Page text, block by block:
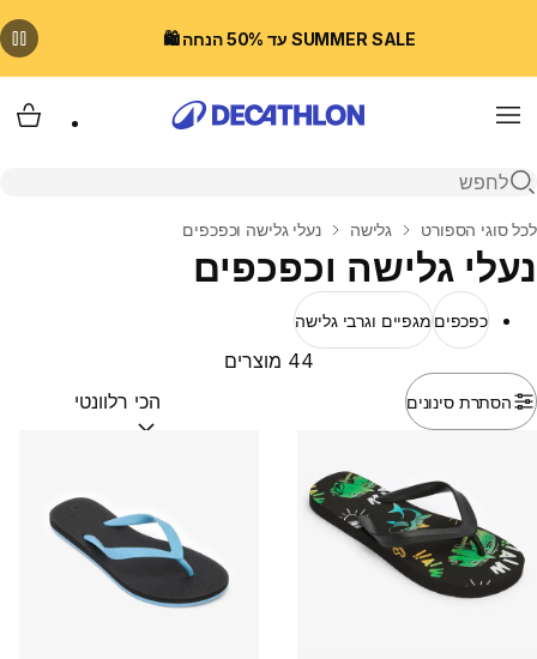
SUMMER SALE עד 50% הנחה 🛍️
Menu
פתיחת חיפוש
בית
לכל סוגי הספורט גלישה נעלי גלישה וכפכפים
נעלי גלישה וכפכפים
כפכפים מגפיים וגרבי גלישה
הסתרת סינונים
44 מוצרים
מיין לפי:(optional)